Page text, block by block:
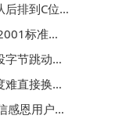
家战略同频共进
国际先进行列
期变动引关注
道马太效应将显
新征程引期待